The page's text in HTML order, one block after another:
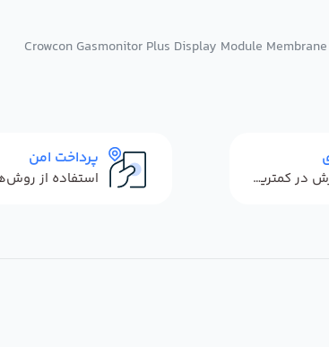
ارسال سفارش در کمترین زمان ممکن
پرداخت امن